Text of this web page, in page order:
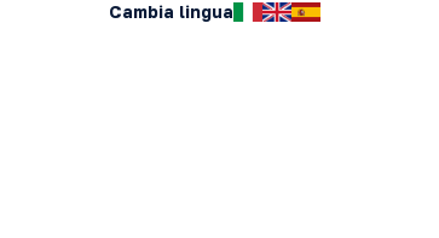
Cambia lingua